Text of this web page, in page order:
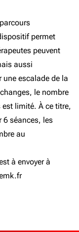
permet
peuvent
aussi
une escalade de la
le nombre
limité. À ce titre,
6 séances, les
au
à envoyer à